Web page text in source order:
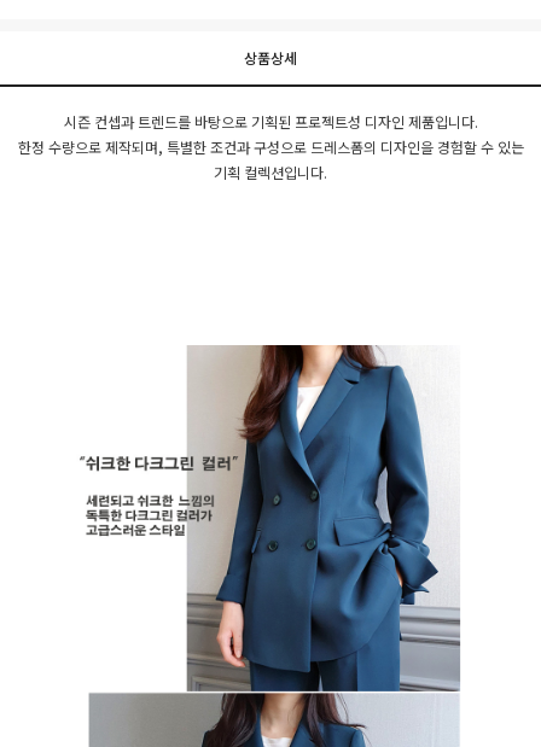
상품상세
시즌 컨셉과 트렌드를 바탕으로 기획된 프로젝트성 디자인 제품입니다.
한정 수량으로 제작되며, 특별한 조건과 구성으로 드레스폼의 디자인을 경험할 수 있는
기획 컬렉션입니다.